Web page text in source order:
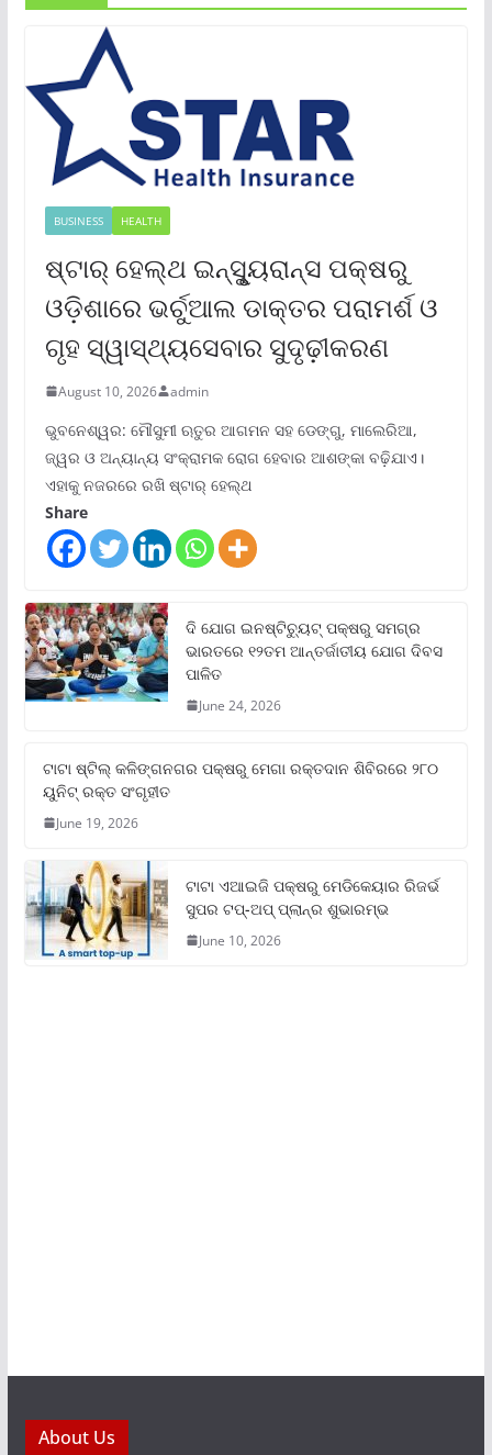
BUSINESS HEALTH
ଷ୍ଟାର୍ ହେଲ୍‌ଥ ଇନ୍‌ସୁୃ୍ୟରାନ୍ସ ପକ୍ଷରୁ
ଓଡ଼ିଶାରେ ଭର୍ଚୁଆଲ ଡାକ୍ତର ପରାମର୍ଶ ଓ
ଗୃହ ସ୍ୱାସ୍ଥ୍ୟସେବାର ସୁଦୃଢ଼ୀକରଣ
August 10, 2026 admin
ଭୁବନେଶ୍ୱର: ମୌସୁମୀ ଋତୁର ଆଗମନ ସହ ଡେଙ୍ଗୁ, ମାଲେରିଆ,
ଜ୍ୱର ଓ ଅନ୍ୟାନ୍ୟ ସଂକ୍ରାମକ ରୋଗ ହେବାର ଆଶଙ୍କା ବଢ଼ିଯାଏ।
ଏହାକୁ ନଜରରେ ରଖି ଷ୍ଟାର୍ ହେଲ୍‌ଥ
Share
ଦି ଯୋଗ ଇନଷ୍ଟିଚ୍ୟୁଟ୍ ପକ୍ଷରୁ ସମଗ୍ର
ଭାରତରେ ୧୨ତମ ଆନ୍ତର୍ଜାତୀୟ ଯୋଗ ଦିବସ
ପାଳିତ
June 24, 2026
ଟାଟା ଷ୍ଟିଲ୍‌ କଳିଙ୍ଗନଗର ପକ୍ଷରୁ ମେଗା ରକ୍ତଦାନ ଶିବିରରେ ୨୮୦
ୟୁନିଟ୍‌ ରକ୍ତ ସଂଗୃହୀତ
June 19, 2026
ଟାଟା ଏଆଇଜି ପକ୍ଷରୁ ମେଡିକେୟାର ରିଜର୍ଭ
ସୁପର ଟପ୍‌-ଅପ୍ ପ୍ଲାନ୍‌ର ଶୁଭାରମ୍ଭ
June 10, 2026
About Us